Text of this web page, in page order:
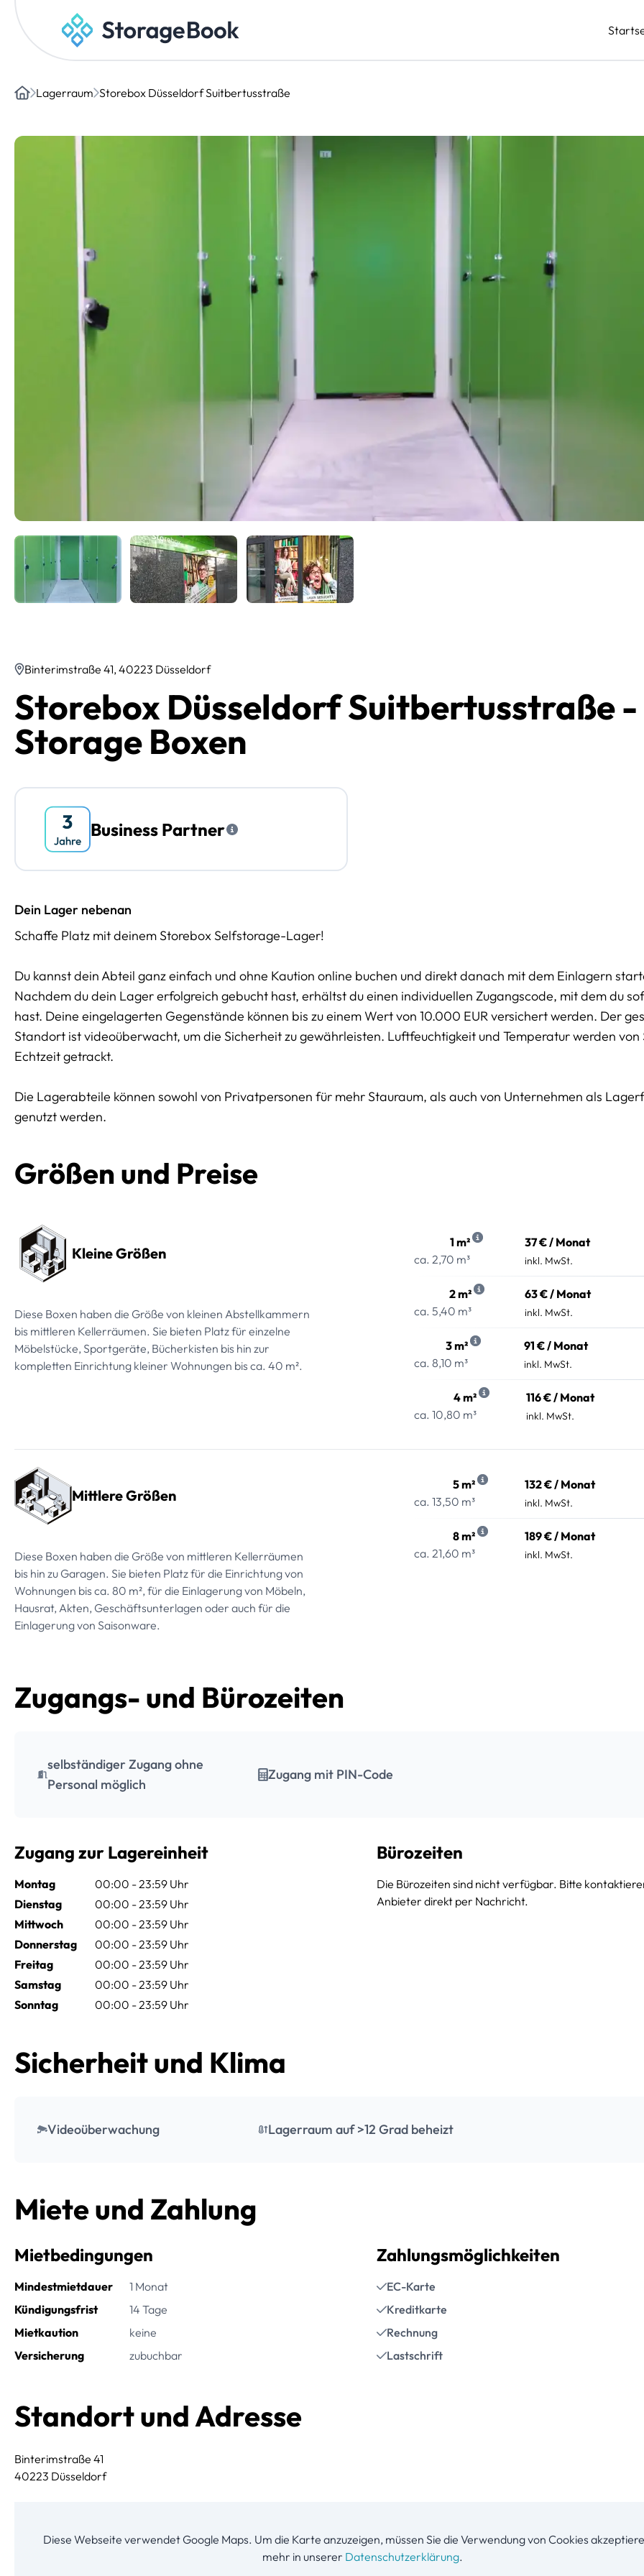
Lagerraum Storebox Düsseldorf Suitbertusstraße
Binterimstraße 41, 40223 Düsseldorf
Storebox Düsseldorf Suitbertusstraße
Storage Boxen
Business Partner
Dein Lager nebenan
Schaffe Platz mit deinem Storebox Selfstorage-Lager!
Du kannst dein Abteil ganz einfach und ohne Kaution online buchen und direkt danach mit dem Einlagern
Nachdem du dein Lager erfolgreich gebucht hast, erhältst du einen individuellen Zugangscode, mit dem du
hast. Deine eingelagerten Gegenstände können bis zu einem Wert von 10.000 EUR versichert werden. Der
Standort ist videoüberwacht, um die Sicherheit zu gewährleisten. Luftfeuchtigkeit und Temperatur werden von
Echtzeit getrackt.
Die Lagerabteile können sowohl von Privatpersonen für mehr Stauraum, als auch von Unternehmen als
genutzt werden.
Größen und Preise
Kleine Größen
Diese Boxen haben die Größe von kleinen Abstellkammern
bis mittleren Kellerräumen. Sie bieten Platz für einzelne
Möbelstücke, Sportgeräte, Bücherkisten bis hin zur
kompletten Einrichtung kleiner Wohnungen bis ca. 40 m².
1 m²
ca. 2,70 m³
37 € / Monat
inkl. MwSt.
2 m²
ca. 5,40 m³
63 € / Monat
inkl. MwSt.
3 m²
ca. 8,10 m³
91 € / Monat
inkl. MwSt.
4 m²
ca. 10,80 m³
116 € / Monat
inkl. MwSt.
Mittlere Größen
Diese Boxen haben die Größe von mittleren Kellerräumen
bis hin zu Garagen. Sie bieten Platz für die Einrichtung von
Wohnungen bis ca. 80 m², für die Einlagerung von Möbeln,
Hausrat, Akten, Geschäftsunterlagen oder auch für die
Einlagerung von Saisonware.
5 m²
ca. 13,50 m³
132 € / Monat
inkl. MwSt.
8 m²
ca. 21,60 m³
189 € / Monat
inkl. MwSt.
Zugangs- und Bürozeiten
selbständiger Zugang ohne
Personal möglich
Zugang mit PIN-Code
Zugang zur Lagereinheit
Montag
00:00 - 23:59 Uhr
Dienstag
00:00 - 23:59 Uhr
Mittwoch
00:00 - 23:59 Uhr
Donnerstag
00:00 - 23:59 Uhr
Freitag
00:00 - 23:59 Uhr
Samstag
00:00 - 23:59 Uhr
Sonntag
00:00 - 23:59 Uhr
Bürozeiten
Die Bürozeiten sind nicht verfügbar. Bitte
Anbieter direkt per Nachricht.
Sicherheit und Klima
Videoüberwachung Lagerraum auf >12 Grad beheizt
Miete und Zahlung
Mietbedingungen
Mindestmietdauer
1 Monat
Kündigungsfrist
14 Tage
Mietkaution
keine
Versicherung
zubuchbar
Zahlungsmöglichkeiten
EC-Karte
Kreditkarte
Rechnung
Lastschrift
Standort und Adresse
Binterimstraße 41
40223 Düsseldorf
Diese Webseite verwendet Google Maps. Um die Karte anzuzeigen, müssen Sie die Verwendung von Cookies
mehr in unserer Datenschutzerklärung.